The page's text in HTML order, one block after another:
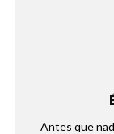
Antes que